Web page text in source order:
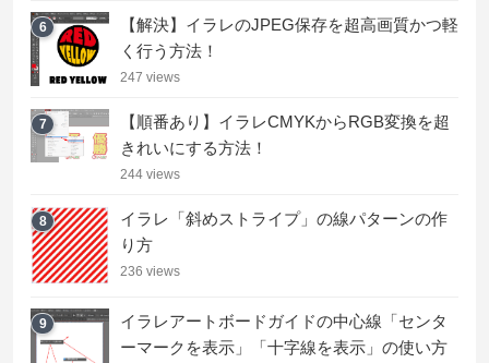
6
【解決】イラレのJPEG保存を超高画質かつ軽
く行う方法！
247 views
7
【順番あり】イラレCMYKからRGB変換を超
きれいにする方法！
244 views
8
イラレ「斜めストライプ」の線パターンの作
り方
236 views
9
イラレアートボードガイドの中心線「センタ
ーマークを表示」「十字線を表示」の使い方